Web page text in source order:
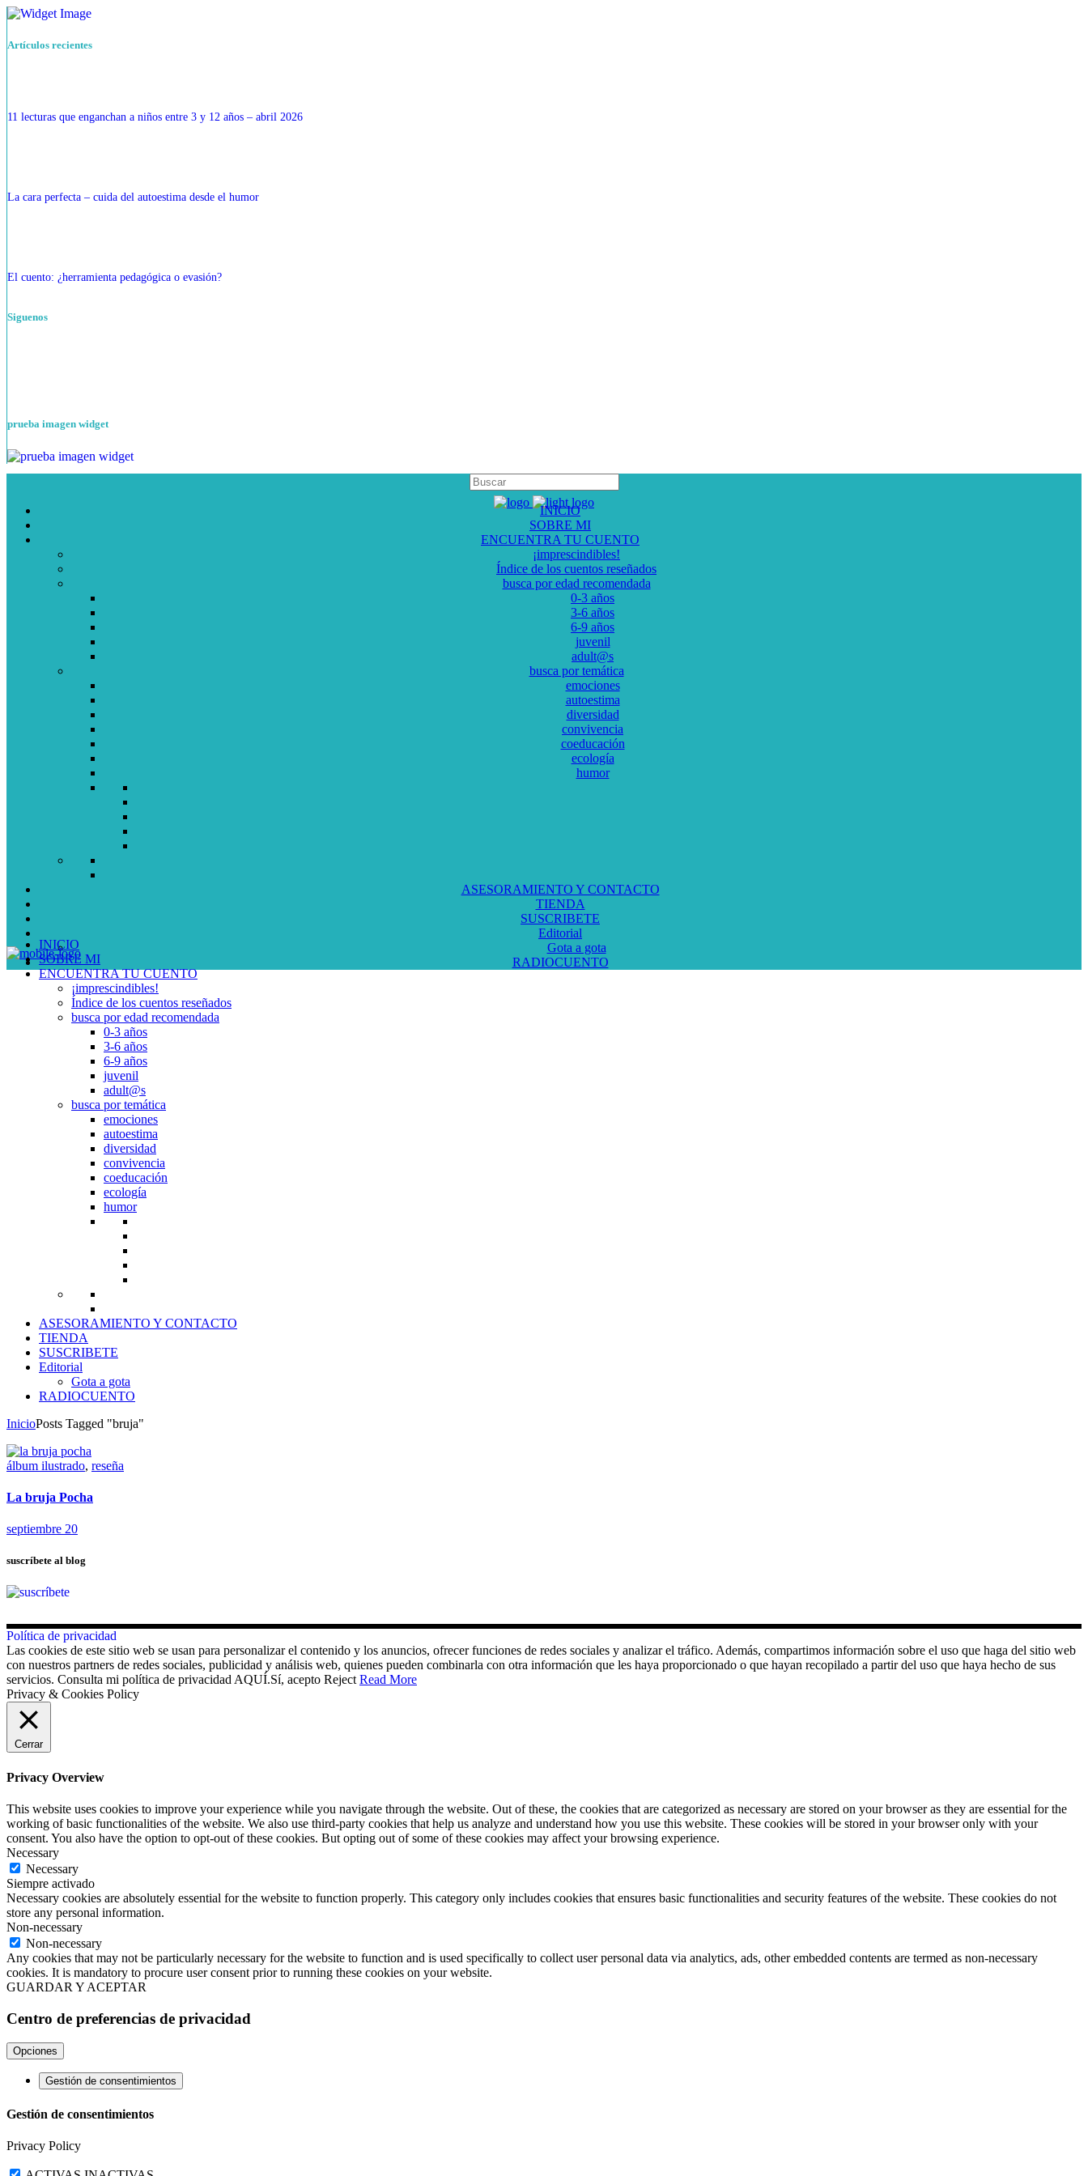
Artículos recientes
11 lecturas que enganchan a niños entre 3 y 12 años – abril 2026
La cara perfecta – cuida del autoestima desde el humor
El cuento: ¿herramienta pedagógica o evasión?
Siguenos
prueba imagen widget
INICIO
SOBRE MI
ENCUENTRA TU CUENTO
¡imprescindibles!
Índice de los cuentos reseñados
busca por edad recomendada
0-3 años
3-6 años
6-9 años
juvenil
adult@s
busca por temática
emociones
autoestima
diversidad
convivencia
coeducación
ecología
humor
ASESORAMIENTO Y CONTACTO
TIENDA
SUSCRIBETE
Editorial
Gota a gota
RADIOCUENTO
INICIO
SOBRE MI
ENCUENTRA TU CUENTO
¡imprescindibles!
Índice de los cuentos reseñados
busca por edad recomendada
0-3 años
3-6 años
6-9 años
juvenil
adult@s
busca por temática
emociones
autoestima
diversidad
convivencia
coeducación
ecología
humor
ASESORAMIENTO Y CONTACTO
TIENDA
SUSCRIBETE
Editorial
Gota a gota
RADIOCUENTO
InicioPosts Tagged "bruja"
álbum ilustrado, reseña
La bruja Pocha
septiembre 20
suscríbete al blog
Política de privacidad
Las cookies de este sitio web se usan para personalizar el contenido y los anuncios, ofrecer funciones de redes sociales y analizar el tráfico. Además, compartimos información sobre el uso que haga del sitio web
con nuestros partners de redes sociales, publicidad y análisis web, quienes pueden combinarla con otra información que les haya proporcionado o que hayan recopilado a partir del uso que haya hecho de sus
servicios. Consulta mi política de privacidad AQUÍ.Sí, acepto Reject Read More
Privacy & Cookies Policy
Cerrar
Privacy Overview
This website uses cookies to improve your experience while you navigate through the website. Out of these, the cookies that are categorized as necessary are stored on your browser as they are essential for the
working of basic functionalities of the website. We also use third-party cookies that help us analyze and understand how you use this website. These cookies will be stored in your browser only with your
consent. You also have the option to opt-out of these cookies. But opting out of some of these cookies may affect your browsing experience.
Necessary
Necessary
Siempre activado
Necessary cookies are absolutely essential for the website to function properly. This category only includes cookies that ensures basic functionalities and security features of the website. These cookies do not
store any personal information.
Non-necessary
Non-necessary
Any cookies that may not be particularly necessary for the website to function and is used specifically to collect user personal data via analytics, ads, other embedded contents are termed as non-necessary
cookies. It is mandatory to procure user consent prior to running these cookies on your website.
GUARDAR Y ACEPTAR
Centro de preferencias de privacidad
Opciones
Gestión de consentimientos
Gestión de consentimientos
Privacy Policy